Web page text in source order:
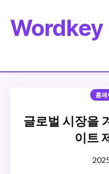
Wordkey
홈
글로벌 시장을
이트